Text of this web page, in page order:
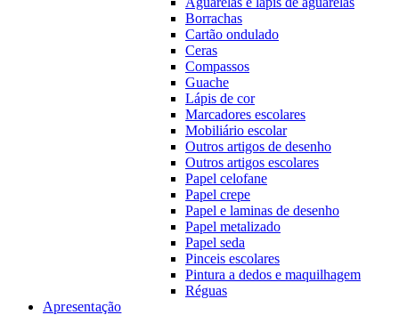
Borrachas
Cartão ondulado
Ceras
Compassos
Guache
Lápis de cor
Marcadores escolares
Mobiliário escolar
Outros artigos de desenho
Outros artigos escolares
Papel celofane
Papel crepe
Papel e laminas de desenho
Papel metalizado
Papel seda
Pinceis escolares
Pintura a dedos e maquilhagem
Réguas
Apresentação